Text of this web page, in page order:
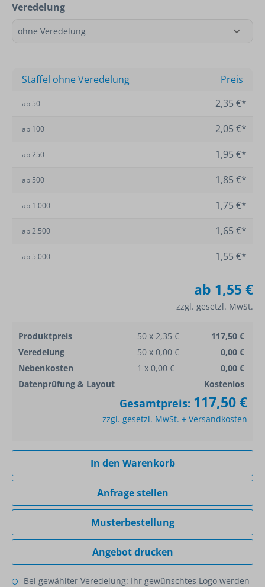
Veredelung
Staffel ohne Veredelung Preis
ab 50 2,35 €*
ab 100 2,05 €*
ab250 1,95 €*
ab 500 1,85 €*
ab 1.000 1,75 €*
ab2.500 1,65 €*
ab 5.000 1,55 €*
ab 1,55 €
zzgl. gesetzl. MwSt.
Produktpreis 50 x 2,35 €
117,50 €
Veredelung
50 x 0,00 €
0,00 €
Nebenkosten
1 x 0,00 €
0,00 €
Datenprüfung & Layout
Kostenlos
Gesamtpreis: 117,50 €
zzgl. gesetzl. MwSt. + Versandkosten
In den Warenkorb
Anfrage stellen
Musterbestellung
Angebot drucken
Bei gewählter Veredelung: Ihr gewünschtes Logo werden